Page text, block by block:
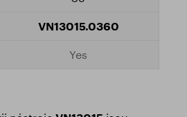
VN13015.0360
Yes